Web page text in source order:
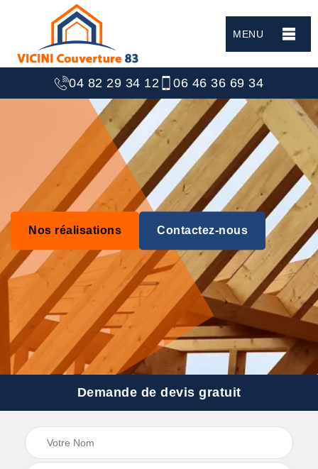
MENU
04 82 29 34 12 06 46 36 69 34
Nos réalisations Contactez-nous
Demande de devis gratuit